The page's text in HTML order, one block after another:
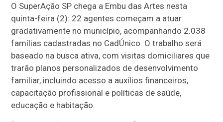
O SuperAção SP chega a Embu das Artes nesta
quinta-feira (2): 22 agentes começam a atuar
gradativamente no município, acompanhando 2.038
famílias cadastradas no CadÚnico. O trabalho será
baseado na busca ativa, com visitas domiciliares que
trarão planos personalizados de desenvolvimento
familiar, incluindo acesso a auxílios financeiros,
capacitação profissional e políticas de saúde,
educação e habitação.